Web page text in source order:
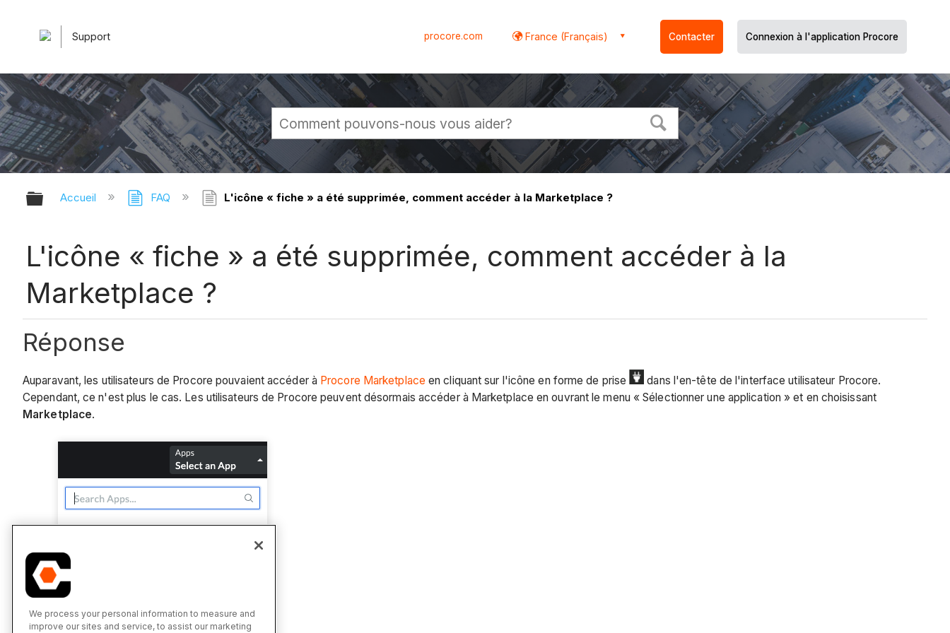
Support procore.com France (Français) Contacter Connexion à l'application Procore
Développer/réduire la hiérarchie globale
Accueil FAQ L'icône « fiche » a été supprimée, comment accéder à la Marketplace ?
L'icône « fiche » a été supprimée, comment accéder à la
Marketplace ?
Réponse
Auparavant, les utilisateurs de Procore pouvaient accéder à Procore Marketplace en cliquant sur l'icône en forme de prise
dans l'en-tête de l'interface utilisateur Procore.
Cependant, ce n'est plus le cas. Les utilisateurs de Procore peuvent désormais accéder à Marketplace en ouvrant le menu « Sélectionner une application » et en choisissant
Marketplace.
We process your personal information to measure and
improve our sites and service, to assist our marketing